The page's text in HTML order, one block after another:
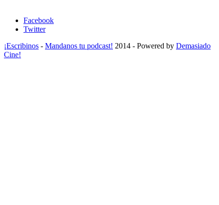
Facebook
Twitter
¡Escribinos - Mandanos tu podcast! 2014 - Powered by Demasiado
Cine!